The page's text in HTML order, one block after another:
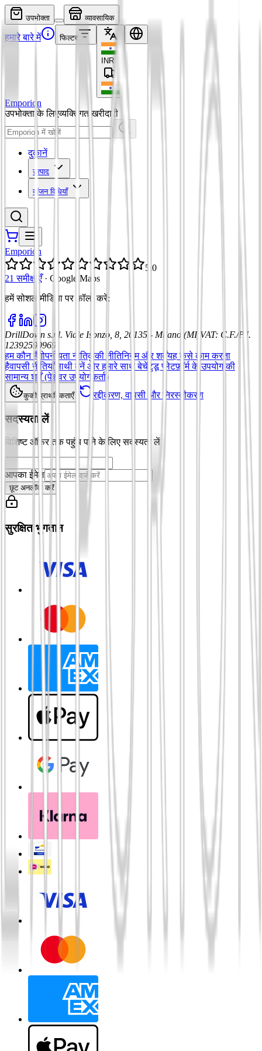
उपभोक्ता व्यावसायिक
हमारे बारे में फिल्टर
INR
Emporion
उपभोक्ता के लिएव्यक्तिगत खरीदारी
दुकानें
उत्पाद
व्यंजन विधियाँ
Emporion
5.0
21 समीक्षाएँ · Google Maps
हमें सोशल मीडिया पर फॉलो करें:
DrillDown s.r.l. Viale Isonzo, 8, 20135 - Milano (MI) VAT: C.F./P.I.
12392590969
हम कौन हैं गोपनीयता नीतिकुकी नीतिनियम और शर्तेंयह कैसे काम करता
हैवापसी नीतियाँसाथी बनें और हमारे साथ बेचें टुडू प्लेटफ़ॉर्म के उपयोग की
सामान्य शर्तें (पेशेवर उपयोगकर्ता)
कुकी प्राथमिकताएँ रद्दीकरण, वापसी और निरस्तीकरण
सदस्यता लें
विशिष्ट ऑफ़र तक पहुंच पाने के लिए सदस्यता लें
आपका ईमेल
छूट अनलॉक करें
सुरक्षित भुगतान